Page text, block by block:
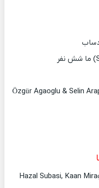
Özgür Agaoglu & Selin
Hazal Subasi, Kaan